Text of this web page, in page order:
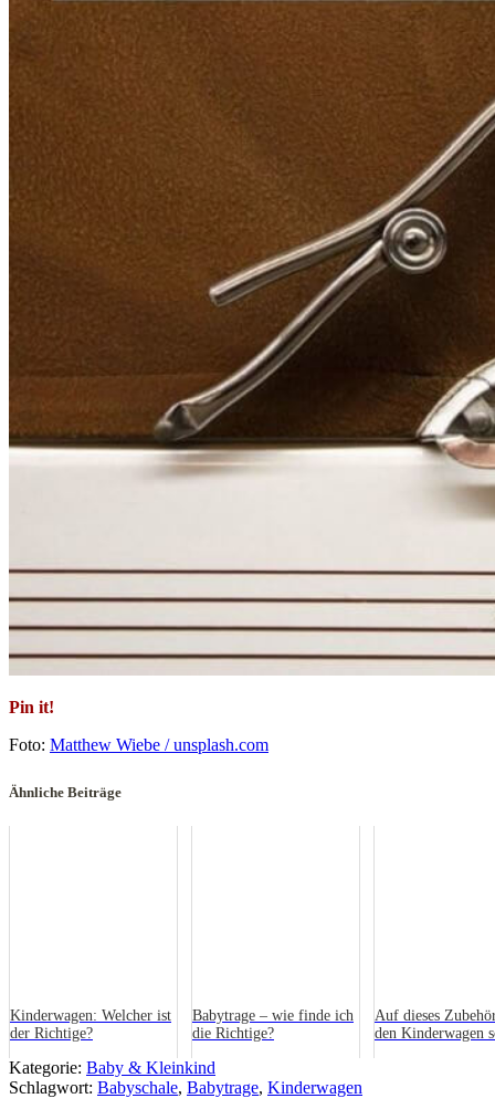
Pin it!
Foto: Matthew Wiebe / unsplash.com
Ähnliche Beiträge
Kinderwagen: Welcher ist
der Richtige?
Babytrage – wie finde ich
die Richtige?
Auf dieses
den Kinderwagen
Kategorie: Baby & Kleinkind
Schlagwort: Babyschale, Babytrage, Kinderwagen